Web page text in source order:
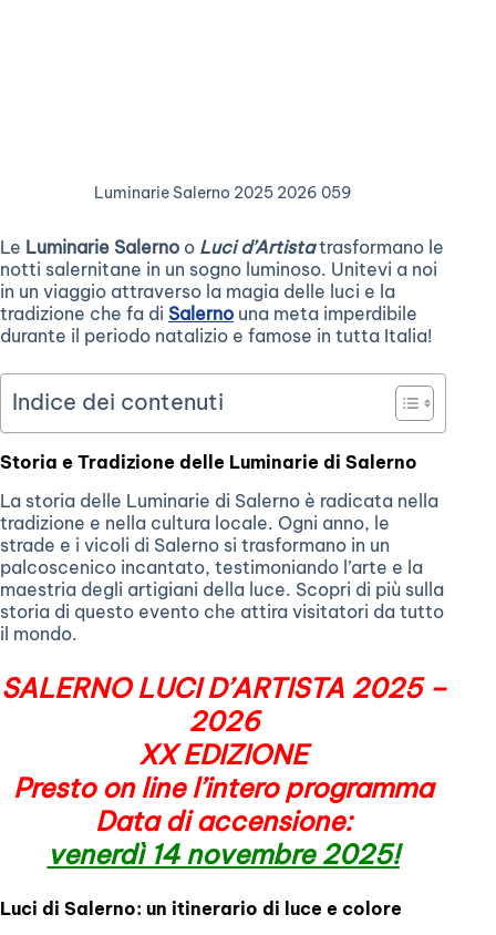
Luminarie Salerno 2025 2026 059
Le Luminarie Salerno o Luci d’Artistatrasformano le
notti salernitane in un sogno luminoso. Unitevi a noi
in un viaggio attraverso la magia delle luci e la
tradizione che fa di Salerno una meta imperdibile
durante il periodo natalizio e famose in tutta Italia!
Indice dei contenuti
Storia e Tradizione delle Luminarie di Salerno
La storia delle Luminarie di Salerno è radicata nella
tradizione e nella cultura locale. Ogni anno, le
strade e i vicoli di Salerno si trasformano in un
palcoscenico incantato, testimoniando l’arte e la
maestria degli artigiani della luce. Scopri di più sulla
storia di questo evento che attira visitatori da tutto
il mondo.
SALERNO LUCI D’ARTISTA 2025 –
2026
XX EDIZIONE
Presto on line l’intero programma
Data di accensione:
venerdì 14 novembre 2025!
Luci di Salerno: un itinerario di luce e colore